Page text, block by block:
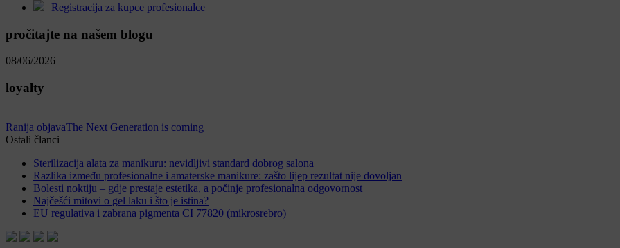
Registracija za kupce profesionalce
pročitajte na našem blogu
08/06/2026
loyalty
Ranija objavaThe Next Generation is coming
Ostali članci
Sterilizacija alata za manikuru: nevidljivi standard dobrog salona
Razlika između profesionalne i amaterske manikure: zašto lijep rezultat nije dovoljan
Bolesti noktiju – gdje prestaje estetika, a počinje profesionalna odgovornost
Najčešći mitovi o gel laku i što je istina?
EU regulativa i zabrana pigmenta CI 77820 (mikrosrebro)